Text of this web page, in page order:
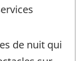
de nuit qui